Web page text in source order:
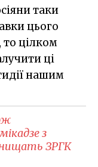
таки
цього
цілком
ці
нашим
з
ЗРГК